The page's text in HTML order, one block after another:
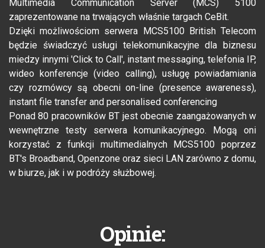
Multimedia Communication Server (MCS) 5100
zaprezentowane na trwających właśnie targach CeBit.
Dzięki możliwościom serwera MCS5100 British Telecom
będzie świadczyć usługi telekomunikacyjne dla biznesu
miedzy innymi 'Click to Call', instant messaging, telefonia IP,
wideo konferencje (video calling), usługę powiadamiania
czy rozmówcy są obecni on-line (presence awareness),
instant file transfer and personalised conferencing
Ponad 80 pracowników BT jest obecnie zaangażowanych w
wewnętrzne testy serwera komunikacyjnego. Mogą oni
korzystać z funkcji multimedialnych MCS5100 poprzez
BT's Broadband, Openzone oraz sieci LAN zarówno z domu,
w biurze, jak i w podróży służbowej.
Opinie: